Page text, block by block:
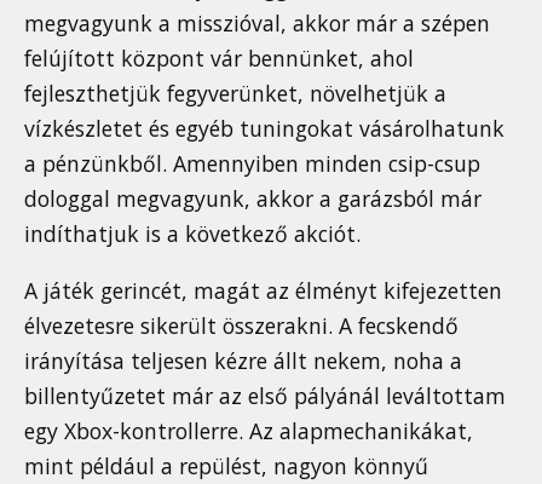
megvagyunk a misszióval, akkor már a szépen
felújított központ vár bennünket, ahol
fejleszthetjük fegyverünket, növelhetjük a
vízkészletet és egyéb tuningokat vásárolhatunk
a pénzünkből. Amennyiben minden csip-csup
dologgal megvagyunk, akkor a garázsból már
indíthatjuk is a következő akciót.
A játék gerincét, magát az élményt kifejezetten
élvezetesre sikerült összerakni. A fecskendő
irányítása teljesen kézre állt nekem, noha a
billentyűzetet már az első pályánál leváltottam
egy Xbox-kontrollerre. Az alapmechanikákat,
mint például a repülést, nagyon könnyű